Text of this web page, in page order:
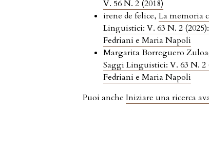
V. 56 N. 2 (2018)
irene de felice,La memoria
Linguistici: V. 63 N. 2
Fedriani e Maria Napoli
Margarita Borreguero
Saggi Linguistici: V. 63 N. 2
Fedriani e Maria Napoli
Puoi ancheIniziare una ricerca